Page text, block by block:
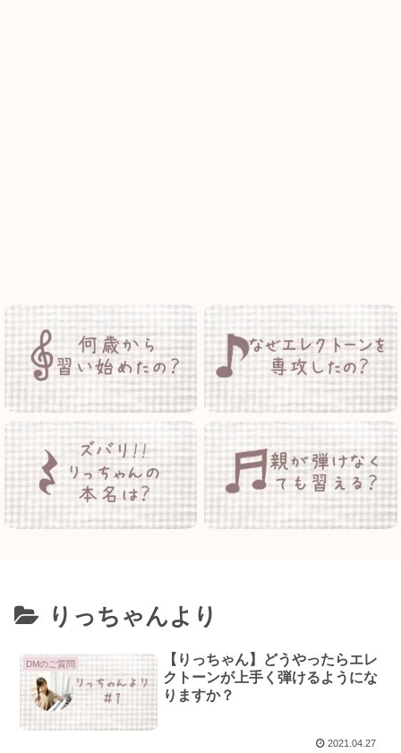
りっちゃんより
DMのご質問
【りっちゃん】どうやったらエレ
クトーンが上手く弾けるようにな
りますか？
2021.04.27